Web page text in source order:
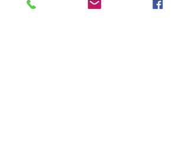
Compartilhe esse evento